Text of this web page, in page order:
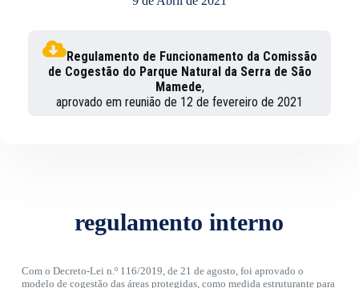
Regulamento de Funcionamento da Comissão
de Cogestão do Parque Natural da Serra de São
Mamede,
aprovado em reunião de 12 de fevereiro de 2021
regulamento interno
Com o Decreto-Lei n.º 116/2019, de 21 de agosto, foi aprovado o
modelo de cogestão das áreas protegidas, como medida estruturante para